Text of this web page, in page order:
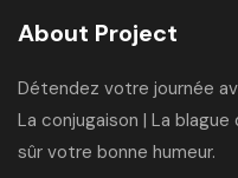
About Project
Détendez votre journée
La conjugaison | La
sûr votre bonne humeur.